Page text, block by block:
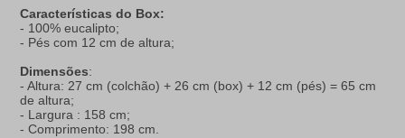
Características do Box:
- 100% eucalipto;
- Pés com 12 cm de altura;
Dimensões:
- Altura: 27 cm (colchão) + 26 cm (box) + 12 cm (pés) = 65 cm
de altura;
- Largura : 158 cm;
- Comprimento: 198 cm.